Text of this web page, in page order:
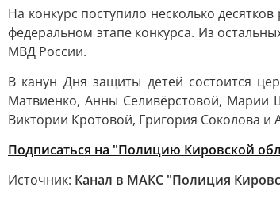
На конкурс поступило несколько
федеральном этапе конкурса. Из
МВД России.
В канун Дня защиты детей состоится
Матвиенко, Анны Селивёрстовой, Марии
Виктории Кротовой, Григория Соколова
Подписаться на "Полицию Кировской
Источник: Канал в МАКС "Полиция